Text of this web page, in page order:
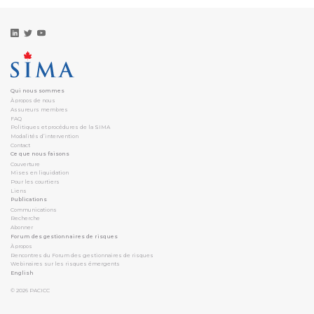
Qui nous sommes
À propos de nous
Assureurs membres
FAQ
Politiques et procédures de la SIMA
Modalités d’intervention
Contact
Ce que nous faisons
Couverture
Mises en liquidation
Pour les courtiers
Liens
Publications
Communications
Recherche
Abonner
Forum des gestionnaires de risques
À propos
Rencontres du Forum des gestionnaires de risques
Webinaires sur les risques émergents
English
© 2026 PACICC